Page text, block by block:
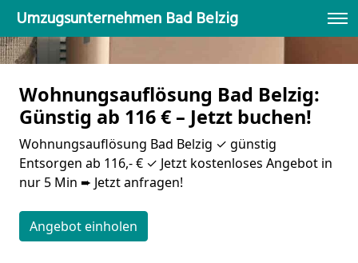
Umzugsunternehmen Bad Belzig
Wohnungsauflösung Bad Belzig:
Günstig ab 116 € – Jetzt buchen!
Wohnungsauflösung Bad Belzig ✓ günstig
Entsorgen ab 116,- € ✓ Jetzt kostenloses Angebot in
nur 5 Min ➨ Jetzt anfragen!
Angebot einholen